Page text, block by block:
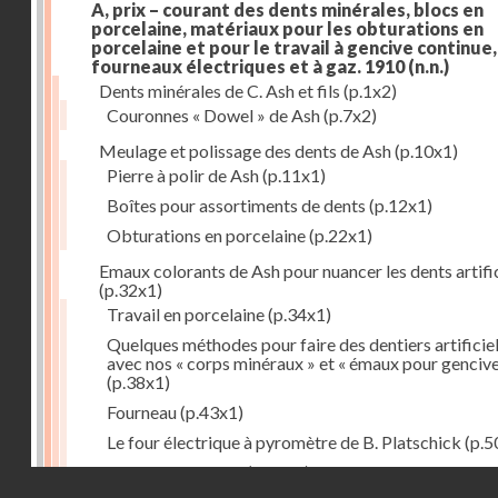
A, prix – courant des dents minérales, blocs en
porcelaine, matériaux pour les obturations en
porcelaine et pour le travail à gencive
fourneaux électriques et à gaz. 1910(n.n.)
Dents minérales de C. Ash et fils (p.1x2)
Couronnes « Dowel » de Ash(p.7x2)
Meulage et polissage des dents de Ash(p.10x1)
Pierre à polir de Ash(p.11x1)
Boîtes pour assortiments de dents (p.12x1)
Obturations en porcelaine(p.22x1)
Emaux colorants de Ash pour nuancer les dents
(p.32x1)
Travail en porcelaine(p.34x1)
Quelques méthodes pour faire des dentiers
avec nos « corps minéraux » et « émaux pour
(p.38x1)
Fourneau(p.43x1)
Le four électrique à pyromètre de B. Platschick
Pyromètre de Ash(p.53x1)